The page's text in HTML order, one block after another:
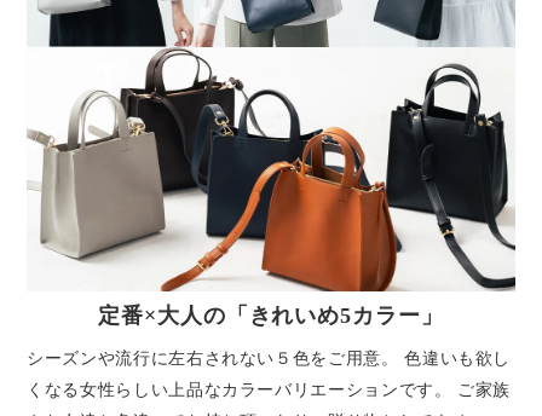
定番×大人の「きれいめ5カラー」
シーズンや流行に左右されない５色をご用意。 色違いも欲し
くなる女性らしい上品なカラーバリエーションです。 ご家族